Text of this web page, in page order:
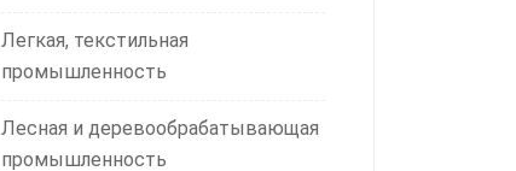
Легкая, текстильная
промышленность
Лесная и деревообрабатывающая
промышленность